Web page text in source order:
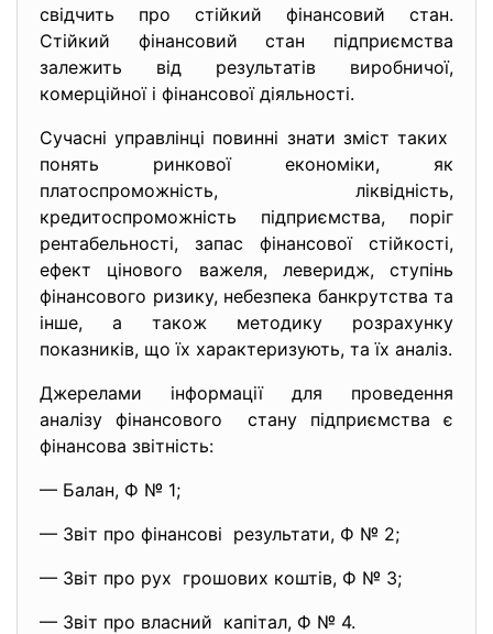
свідчить про стійкий фінансовий стан.
Стійкий фінансовий стан підприємства
залежить від результатів виробничої,
комерційної і фінансової діяльності.
Сучасні управлінці повинні знати зміст таких
понять ринкової економіки, як
платоспроможність, ліквідність,
кредитоспроможність підприємства, поріг
рентабельності, запас фінансової стійкості,
ефект цінового важеля, леверидж, ступінь
фінансового ризику, небезпека банкрутства та
інше, а також методику розрахунку
показників, що їх характеризують, та їх аналіз.
Джерелами інформації для проведення
аналізу фінансового стану підприємства є
фінансова звітність:
— Балан, Ф № 1;
— Звіт про фінансові результати, Ф № 2;
— Звіт про рух грошових коштів, Ф № 3;
— Звіт про власний капітал, Ф № 4.